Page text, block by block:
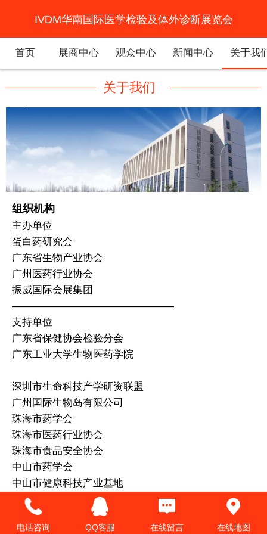
IVDM华南国际医学检验及体外诊断展览会
首页 展商中心 观众中心 新闻中心 关于我
关于我们
组织机构
主办单位
蛋白药研究会
广东省生物产业协会
广州医药行业协会
振威国际会展集团
————————————————
支持单位
广东省保健协会检验分会
广东工业大学生物医药学院
深圳市生命科技产学研资联盟
广州国际生物岛有限公司
珠海市药学会
珠海市医药行业协会
珠海市食品安全协会
中山市药学会
中山市健康科技产业基地
广东医谷
深圳市生物医药促进会
————————————————
电话咨询 QQ客服 在线留言 在线地图